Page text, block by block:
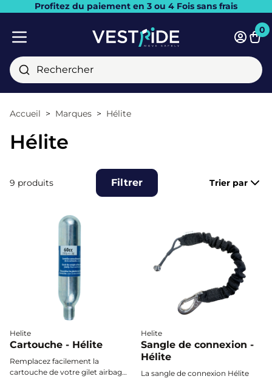
Profitez du paiement en 3 ou 4 Fois sans frais
Fermer
Rechercher
0
Accueil Marques Hélite
Hélite
9 produits Filtrer Trier par
Helite
Cartouche - Hélite
Remplacez facilement la
cartouche de votre gilet airbag
Helite
Sangle de connexion -
Hélite
La sangle de connexion Hélite